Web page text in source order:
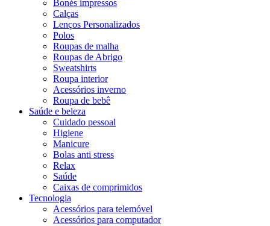
Bonés impressos
Calças
Lenços Personalizados
Polos
Roupas de malha
Roupas de Abrigo
Sweatshirts
Roupa interior
Acessórios inverno
Roupa de bebê
Saúde e beleza
Cuidado pessoal
Higiene
Manicure
Bolas anti stress
Relax
Saúde
Caixas de comprimidos
Tecnologia
Acessórios para telemóvel
Acessórios para computador